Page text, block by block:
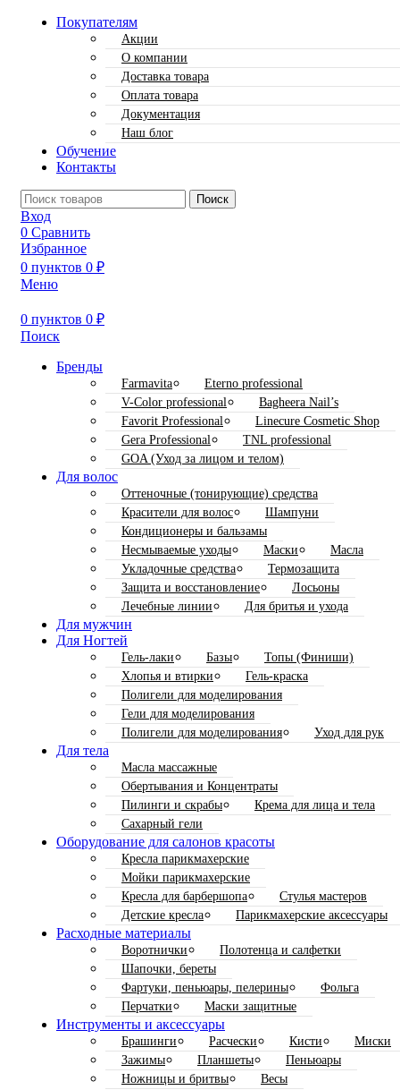
Покупателям
Акции
О компании
Доставка товара
Оплата товара
Документация
Наш блог
Обучение
Контакты
Поиск
Вход
0 Сравнить
Избранное
0 пунктов 0 ₽
Меню
0 пунктов 0 ₽
Поиск
Бренды
Farmavita
Eterno professional
V-Color professional
Bagheera Nail’s
Favorit Professional
Linecure Cosmetic Shop
Gera Professional
TNL professional
GOA (Уход за лицом и телом)
Для волос
Оттеночные (тонирующие) средства
Красители для волос
Шампуни
Кондиционеры и бальзамы
Несмываемые уходы
Маски
Масла
Укладочные средства
Термозащита
Защита и восстановление
Лосьоны
Лечебные линии
Для бритья и ухода
Для мужчин
Для Ногтей
Гель-лаки Базы
Топы (Финиши)
Хлопья и втирки
Гель-краска
Полигели для моделирования
Гели для моделирования
Полигели для моделирования
Уход для рук
Для тела
Масла массажные
Обертывания и Концентраты
Пилинги и скрабы
Крема для лица и тела
Сахарный гели
Оборудование для салонов красоты
Кресла парикмахерские
Мойки парикмахерские
Кресла для барбершопа
Стулья мастеров
Детские кресла
Парикмахерские аксессуары
Расходные материалы
Воротнички
Полотенца и салфетки
Шапочки, береты
Фартуки, пеньюары, пелерины
Фольга
Перчатки
Маски защитные
Инструменты и аксессуары
Брашинги Расчески Кисти
Миски
Зажимы
Планшеты
Пеньюары
Ножницы и бритвы
Весы